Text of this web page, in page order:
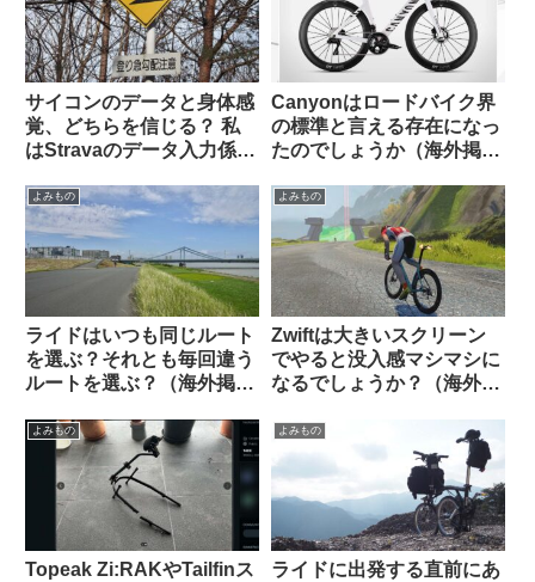
サイコンのデータと身体感
覚、どちらを信じる？ 私
はStravaのデータ入力係に
（海外掲示板から）
Canyonはロードバイク界
の標準と言える存在になっ
たのでしょうか（海外掲示
よみもの
ライドはいつも同じルート
を選ぶ？それとも毎回違う
ルートを選ぶ？（海外掲示
よみもの
Zwiftは大きいスクリーン
でやると没入感マシマシに
なるでしょうか？（海外掲
よみもの
Topeak Zi:RAKやTailfinス
よみもの
ライドに出発する直前にあ